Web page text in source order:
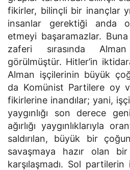
fikirler, bilinçli bir inançlar
insanlar gerektiği anda
etmeyi başaramazlar.
zaferi sırasında
görülmüştür. Hitler’in
Alman işçilerinin büyük
da Komünist Partilere oy
fikirlerine inandılar; yani,
yaygınlığı son derece
ağırlığı yaygınlıklarıyla
saldırılan, büyük bir
savaşmaya hazır olan
karşılaşmadı. Sol